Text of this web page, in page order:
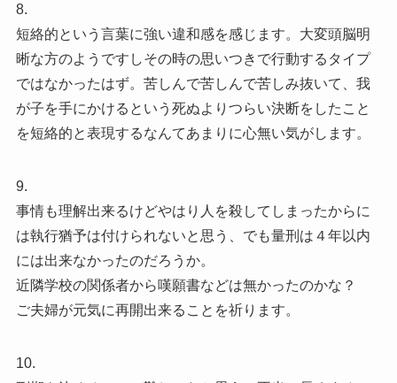
8.
短絡的という言葉に強い違和感を感じます。大変頭脳明
晰な方のようですしその時の思いつきで行動するタイプ
ではなかったはず。苦しんで苦しんで苦しみ抜いて、我
が子を手にかけるという死ぬよりつらい決断をしたこと
を短絡的と表現するなんてあまりに心無い気がします。
9.
事情も理解出来るけどやはり人を殺してしまったからに
は執行猶予は付けられないと思う、でも量刑は４年以内
には出来なかったのだろうか。
近隣学校の関係者から嘆願書などは無かったのかな？
ご夫婦が元気に再開出来ることを祈ります。
10.